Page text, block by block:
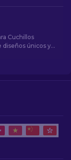
Cuchillos
diseños únicos y